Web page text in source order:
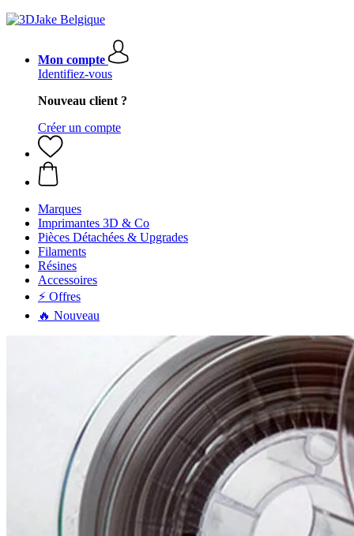
Mon compte
Identifiez-vous
Nouveau client ?
Créer un compte
Marques
Imprimantes 3D & Co
Pièces Détachées & Upgrades
Filaments
Résines
Accessoires
⚡ Offres
🔥 Nouveau